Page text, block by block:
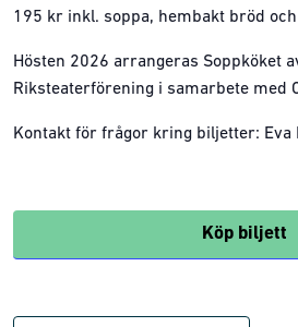
195 kr inkl. soppa, hembakt bröd
Hösten 2026 arrangeras Soppköket
Riksteaterförening i samarbete med
Kontakt för frågor kring biljetter: Eva
Köp biljett